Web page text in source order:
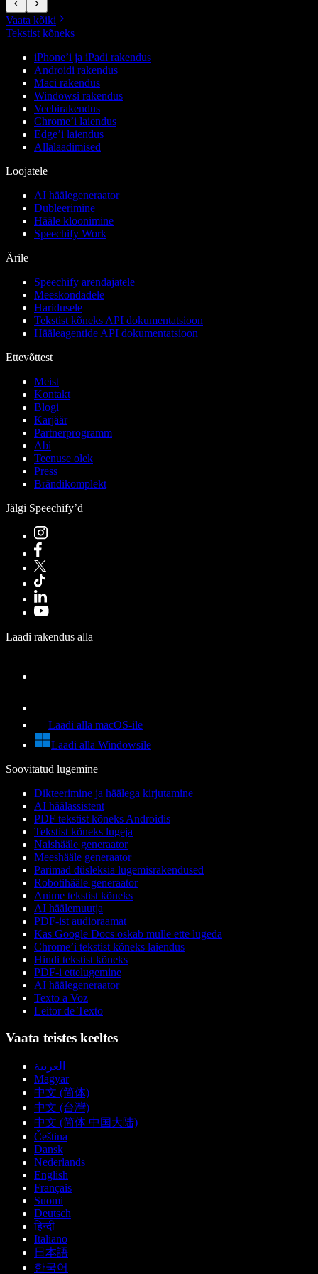
Vaata kõiki
Tekstist kõneks
iPhone’i ja iPadi rakendus
Androidi rakendus
Maci rakendus
Windowsi rakendus
Veebirakendus
Chrome’i laiendus
Edge’i laiendus
Allalaadimised
Loojatele
AI häälegeneraator
Dubleerimine
Hääle kloonimine
Speechify Work
Ärile
Speechify arendajatele
Meeskondadele
Haridusele
Tekstist kõneks API dokumentatsioon
Hääleagentide API dokumentatsioon
Ettevõttest
Meist
Kontakt
Blogi
Karjäär
Partnerprogramm
Abi
Teenuse olek
Press
Brändikomplekt
Jälgi Speechify’d
Laadi rakendus alla
Laadi alla macOS-ile
Laadi alla Windowsile
Soovitatud lugemine
Dikteerimine ja häälega kirjutamine
AI häälassistent
PDF tekstist kõneks Androidis
Tekstist kõneks lugeja
Naishääle generaator
Meeshääle generaator
Parimad düsleksia lugemisrakendused
Robotihääle generaator
Anime tekstist kõneks
AI häälemuutja
PDF-ist audioraamat
Kas Google Docs oskab mulle ette lugeda
Chrome’i tekstist kõneks laiendus
Hindi tekstist kõneks
PDF-i ettelugemine
AI häälegeneraator
Texto a Voz
Leitor de Texto
Vaata teistes keeltes
العربية
Magyar
中文 (简体)
中文 (台灣)
中文 (简体 中国大陆)
Čeština
Dansk
Nederlands
English
Français
Suomi
Deutsch
हिन्दी
Italiano
日本語
한국어